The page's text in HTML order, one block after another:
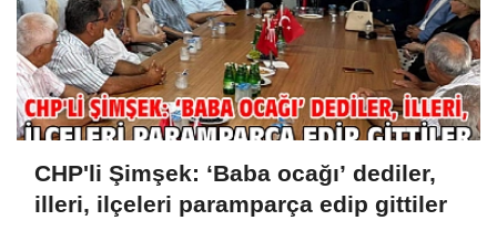
CHP'li Şimşek: ‘Baba ocağı’ dediler,
illeri, ilçeleri paramparça edip gittiler